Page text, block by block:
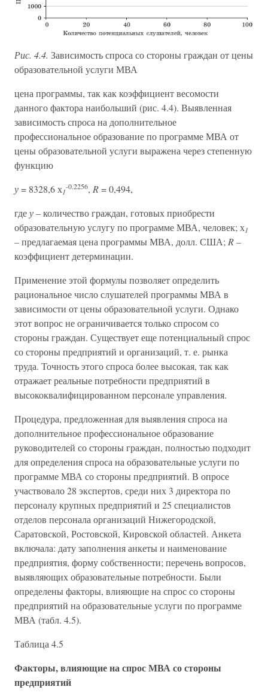
Рис. 4.4. Зависимость спроса со стороны граждан от цены
образовательной услуги МВА
цена программы, так как коэффициент весомости
данного фактора наибольший (рис. 4.4). Выявленная
зависимость спроса на дополнительное
профессиональное образование по программе МВА от
цены образовательной услуги выражена через степенную
функцию
у= 8328,6 х1
-0.2256, R= 0,494,
гдеу –количество граждан, готовых приобрести
образовательную услугу по программе МВА, человек; х1
–предлагаемая цена программы МВА, долл. США; R –
коэффициент детерминации.
Применение этой формулы позволяет определить
рациональное число слушателей программы МВА в
зависимости от цены образовательной услуги. Однако
этот вопрос не ограничивается только спросом со
стороны граждан. Существует еще потенциальный спрос
со стороны предприятий и организаций, т. е. рынка
труда. Точность этого спроса более высокая, так как
отражает реальные потребности предприятий в
высококвалифицированном персонале управления.
Процедура, предложенная для выявления спроса на
дополнительное профессиональное образование
руководителей со стороны граждан, полностью подходит
для определения спроса на образовательные услуги по
программе МВА со стороны предприятий. В опросе
участвовало 28 экспертов, среди них 3 директора по
персоналу крупных предприятий и 25 специалистов
отделов персонала организаций Нижегородской,
Саратовской, Ростовской, Кировской областей. Анкета
включала: дату заполнения анкеты и наименование
предприятия, форму собственности; перечень вопросов,
выявляющих образовательные потребности. Были
определены факторы, влияющие на спрос со стороны
предприятий на образовательные услуги по программе
МВА (табл. 4.5).
Таблица 4.5
Факторы, влияющие на спрос МВА со стороны
предприятий